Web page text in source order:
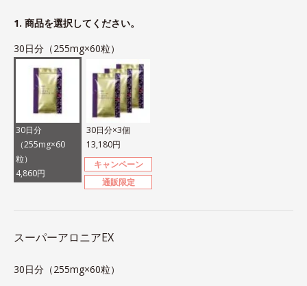
1. 商品を選択してください。
30日分（255mg×60粒）
30日分
（255mg×60
粒）
4,860円
30日分×3個
13,180円
キャンペーン
通販限定
スーパーアロニアEX
30日分（255mg×60粒）